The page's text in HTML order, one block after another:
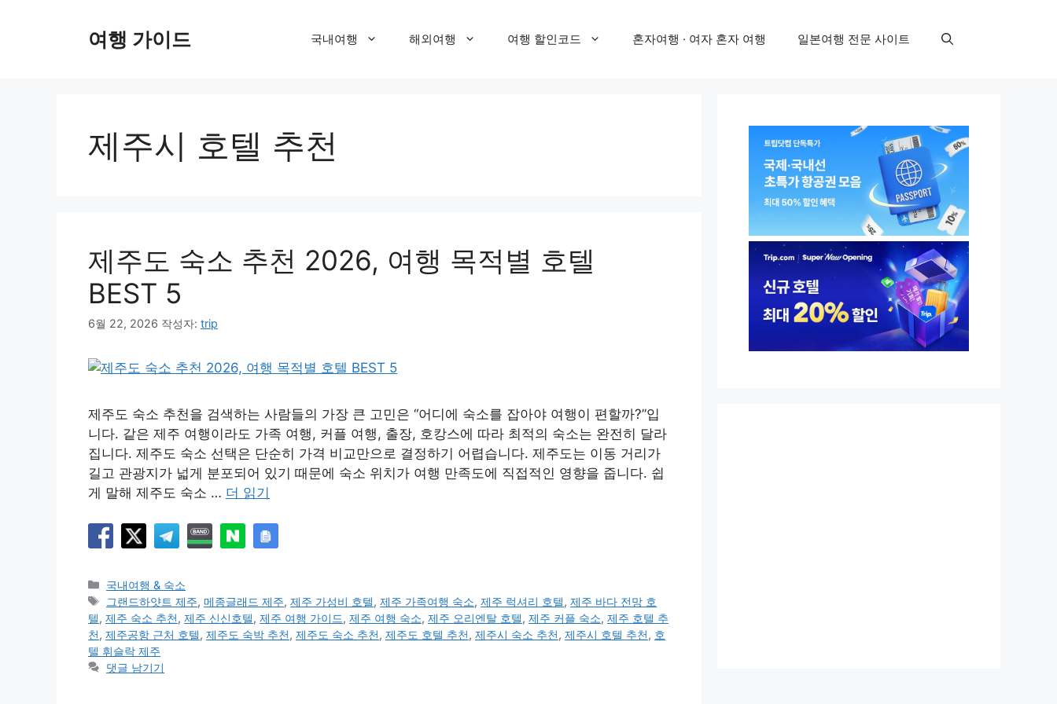
여행 가이드 국내여행 해외여행 여행 할인코드 혼자여행 · 여자 혼자 여행 일본여행 전문 사이트
제주시 호텔 추천
제주도 숙소 추천 2026, 여행 목적별 호텔
BEST 5
6월 22, 2026 작성자: trip
제주도 숙소 추천을 검색하는 사람들의 가장 큰 고민은 “어디에 숙소를 잡아야 여행이 편할까?”입
니다. 같은 제주 여행이라도 가족 여행, 커플 여행, 출장, 호캉스에 따라 최적의 숙소는 완전히 달라
집니다. 제주도 숙소 선택은 단순히 가격 비교만으로 결정하기 어렵습니다. 제주도는 이동 거리가
길고 관광지가 넓게 분포되어 있기 때문에 숙소 위치가 여행 만족도에 직접적인 영향을 줍니다. 쉽
게 말해 제주도 숙소 … 더 읽기
카
테
고
리
국내여행 & 숙소
태
그
그랜드하얏트 제주,메종글래드 제주,제주 가성비 호텔,제주 가족여행 숙소,제주 럭셔리 호텔,제주 바다 전망 호
텔, 제주 숙소 추천, 제주 신신호텔, 제주 여행 가이드, 제주 여행 숙소, 제주 오리엔탈 호텔, 제주 커플 숙소, 제주 호텔 추
천, 제주공항 근처 호텔, 제주도 숙박 추천, 제주도 숙소 추천, 제주도 호텔 추천, 제주시 숙소 추천, 제주시 호텔 추천, 호
텔 휘슬락 제주
댓글 남기기